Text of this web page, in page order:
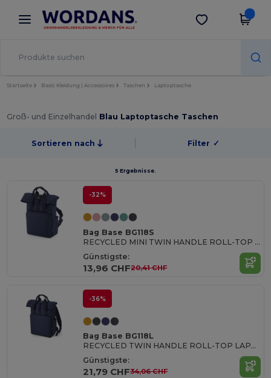
× Wordans App
Bessere Preise in der App!
App holen
Startseite Basic Kleidung | Accessoires Taschen Laptoptasche
Groß- und Einzelhandel Blau Laptoptasche Taschen
Sortieren nach Filter ✓
5 Ergebnisse.
-32%
Bag Base BG118S
RECYCLED MINI TWIN HANDLE ROLL-TOP LAPTOP BACKPACK
Günstigste:
13,96 CHF20,41 CHF
-36%
Bag Base BG118L
RECYCLED TWIN HANDLE ROLL-TOP LAPTOP BACKPACK
Günstigste:
21,79 CHF34,06 CHF